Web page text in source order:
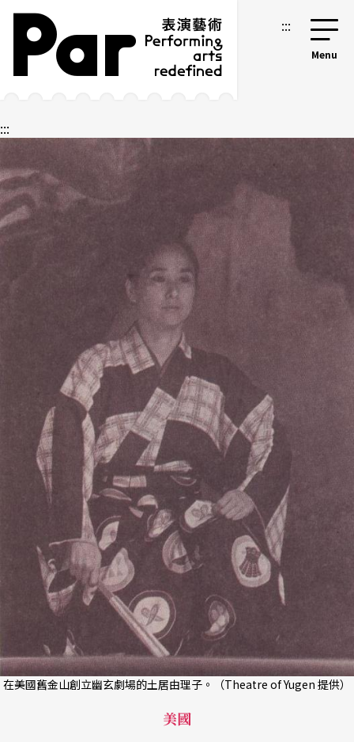
跳到主要內容區塊
網站導覽 :::
:::
在美國舊金山創立幽玄劇場的土居由理子。（Theatre of Yugen 提供）
美國